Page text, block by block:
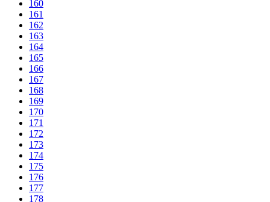
160
161
162
163
164
165
166
167
168
169
170
171
172
173
174
175
176
177
178